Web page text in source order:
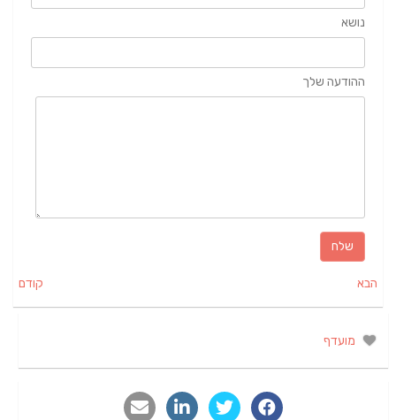
נושא
ההודעה שלך
קודם הבא
מועדף